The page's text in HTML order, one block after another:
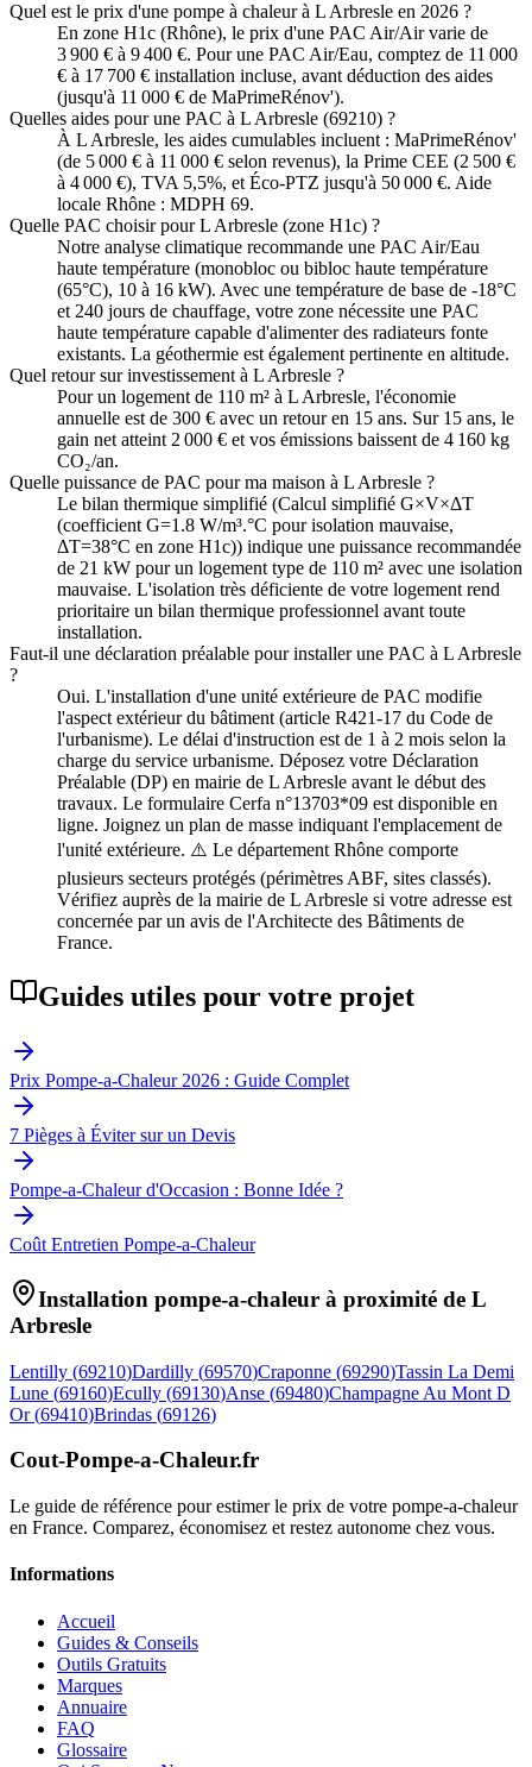
Quel est le prix d'une pompe à chaleur à L Arbresle en 2026 ?
En zone H1c (Rhône), le prix d'une PAC Air/Air varie de
3 900 € à 9 400 €. Pour une PAC Air/Eau, comptez de 11 000
€ à 17 700 € installation incluse, avant déduction des aides
(jusqu'à 11 000 € de MaPrimeRénov').
Quelles aides pour une PAC à L Arbresle (69210) ?
À L Arbresle, les aides cumulables incluent : MaPrimeRénov'
(de 5 000 € à 11 000 € selon revenus), la Prime CEE (2 500 €
à 4 000 €), TVA 5,5%, et Éco-PTZ jusqu'à 50 000 €. Aide
locale Rhône : MDPH 69.
Quelle PAC choisir pour L Arbresle (zone H1c) ?
Notre analyse climatique recommande une PAC Air/Eau
haute température (monobloc ou bibloc haute température
(65°C), 10 à 16 kW). Avec une température de base de -18°C
et 240 jours de chauffage, votre zone nécessite une PAC
haute température capable d'alimenter des radiateurs fonte
existants. La géothermie est également pertinente en altitude.
Quel retour sur investissement à L Arbresle ?
Pour un logement de 110 m² à L Arbresle, l'économie
annuelle est de 300 € avec un retour en 15 ans. Sur 15 ans, le
gain net atteint 2 000 € et vos émissions baissent de 4 160 kg
CO₂/an.
Quelle puissance de PAC pour ma maison à L Arbresle ?
Le bilan thermique simplifié (Calcul simplifié G×V×ΔT
(coefficient G=1.8 W/m³.°C pour isolation mauvaise,
ΔT=38°C en zone H1c)) indique une puissance recommandée
de 21 kW pour un logement type de 110 m² avec une isolation
mauvaise. L'isolation très déficiente de votre logement rend
prioritaire un bilan thermique professionnel avant toute
installation.
Faut-il une déclaration préalable pour installer une PAC à L Arbresle
?
Oui. L'installation d'une unité extérieure de PAC modifie
l'aspect extérieur du bâtiment (article R421-17 du Code de
l'urbanisme). Le délai d'instruction est de 1 à 2 mois selon la
charge du service urbanisme. Déposez votre Déclaration
Préalable (DP) en mairie de L Arbresle avant le début des
travaux. Le formulaire Cerfa n°13703*09 est disponible en
ligne. Joignez un plan de masse indiquant l'emplacement de
l'unité extérieure. ⚠️ Le département Rhône comporte
plusieurs secteurs protégés (périmètres ABF, sites classés).
Vérifiez auprès de la mairie de L Arbresle si votre adresse est
concernée par un avis de l'Architecte des Bâtiments de
France.
Guides utiles pour votre projet
Prix Pompe-a-Chaleur 2026 : Guide Complet
7 Pièges à Éviter sur un Devis
Pompe-a-Chaleur d'Occasion : Bonne Idée ?
Coût Entretien Pompe-a-Chaleur
Installation pompe-a-chaleur à proximité de L
Arbresle
Lentilly (69210)Dardilly (69570)Craponne (69290)Tassin La Demi
Lune (69160)Ecully (69130)Anse (69480)Champagne Au Mont D
Or (69410)Brindas (69126)
Cout-Pompe-a-Chaleur.fr
Le guide de référence pour estimer le prix de votre pompe-a-chaleur
en France. Comparez, économisez et restez autonome chez vous.
Informations
Accueil
Guides & Conseils
Outils Gratuits
Marques
Annuaire
FAQ
Glossaire